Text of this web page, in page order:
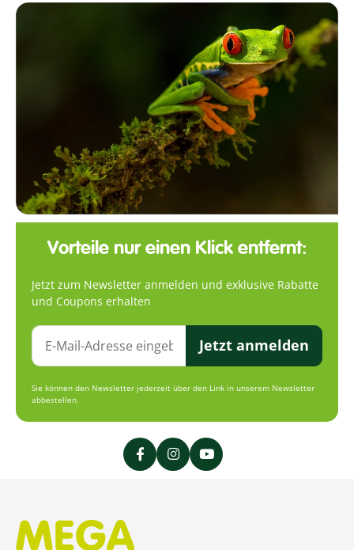
Vorteile nur einen Klick entfernt:
Jetzt zum Newsletter anmelden und exklusive Rabatte
und Coupons erhalten
Jetzt anmelden
Sie können den Newsletter jederzeit über den Link in unserem Newsletter
abbestellen.